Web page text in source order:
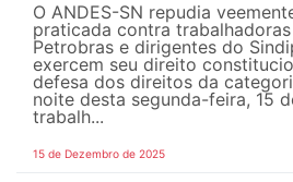
O ANDES-SN repudia
praticada contra
Petrobras e dirigentes do
exercem seu direito
defesa dos direitos da
noite desta segunda-feira, 15
trabalh...
15 de Dezembro de 2025